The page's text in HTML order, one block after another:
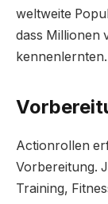
weltweite
dass Millionen
kennenlernten.
Actionrollen
Vorbereitung.
Training,